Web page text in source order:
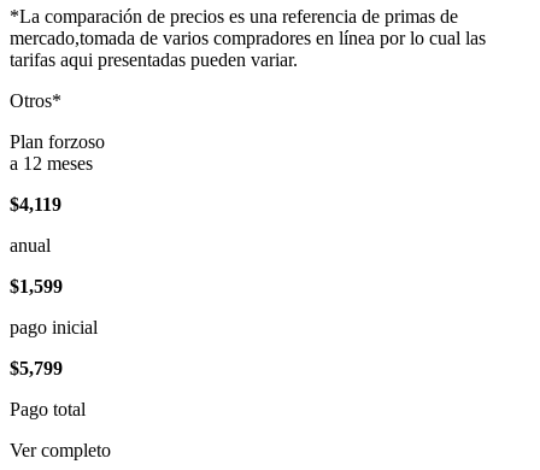
*La comparación de precios es una referencia de primas de
mercado,tomada de varios compradores en línea por lo cual las
tarifas aqui presentadas pueden variar.
Otros*
Plan forzoso
a 12 meses
$4,119
anual
$1,599
pago inicial
$5,799
Pago total
Ver completo